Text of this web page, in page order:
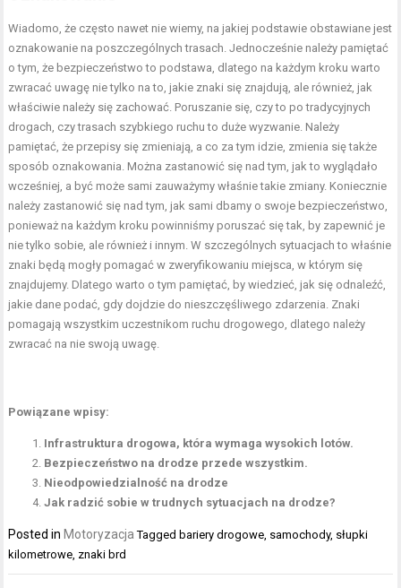
Wiadomo, że często nawet nie wiemy, na jakiej podstawie obstawiane jest
oznakowanie na poszczególnych trasach. Jednocześnie należy pamiętać
o tym, że bezpieczeństwo to podstawa, dlatego na każdym kroku warto
zwracać uwagę nie tylko na to, jakie znaki się znajdują, ale również, jak
właściwie należy się zachować. Poruszanie się, czy to po tradycyjnych
drogach, czy trasach szybkiego ruchu to duże wyzwanie. Należy
pamiętać, że przepisy się zmieniają, a co za tym idzie, zmienia się także
sposób oznakowania. Można zastanowić się nad tym, jak to wyglądało
wcześniej, a być może sami zauważymy właśnie takie zmiany. Koniecznie
należy zastanowić się nad tym, jak sami dbamy o swoje bezpieczeństwo,
ponieważ na każdym kroku powinniśmy poruszać się tak, by zapewnić je
nie tylko sobie, ale również i innym. W szczególnych sytuacjach to właśnie
znaki będą mogły pomagać w zweryfikowaniu miejsca, w którym się
znajdujemy. Dlatego warto o tym pamiętać, by wiedzieć, jak się odnaleźć,
jakie dane podać, gdy dojdzie do nieszczęśliwego zdarzenia. Znaki
pomagają wszystkim uczestnikom ruchu drogowego, dlatego należy
zwracać na nie swoją uwagę.
Powiązane wpisy:
Infrastruktura drogowa, która wymaga wysokich lotów.
Bezpieczeństwo na drodze przede wszystkim.
Nieodpowiedzialność na drodze
Jak radzić sobie w trudnych sytuacjach na drodze?
Posted in Motoryzacja Tagged bariery drogowe samochody, słupki
kilometrowe znaki brd